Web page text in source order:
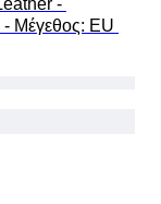
-
Mέγεθος: EU